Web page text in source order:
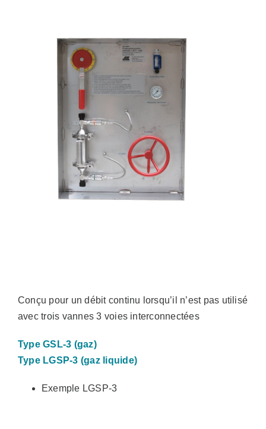
Conçu pour un débit continu lorsqu’il n’est pas utilisé
avec trois vannes 3 voies interconnectées
Type GSL-3 (gaz)
Type LGSP-3 (gaz liquide)
Exemple LGSP-3